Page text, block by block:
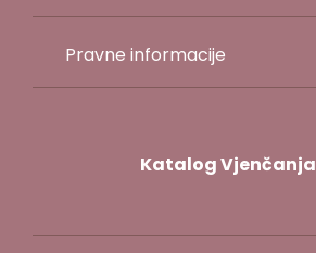
Pravne informacije
Katalog Vjenčanja